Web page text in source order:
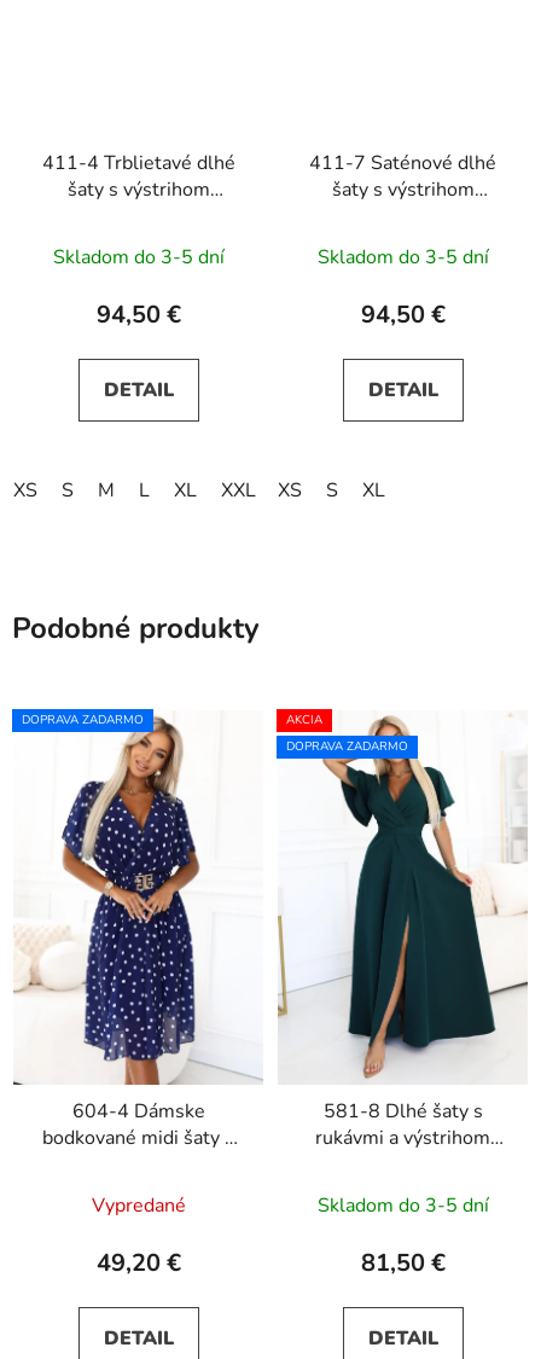
411-4 Trblietavé dlhé
šaty s výstrihom
Skladom do 3-5 dní
94,50 €
DETAIL
XS S M L XL XXL XXXL
411-7 Saténové dlhé
šaty s výstrihom
Skladom do 3-5 dní
94,50 €
DETAIL
XS S XL
Podobné produkty
DOPRAVA ZADARMO
604-4 Dámske
bodkované midi šaty s
opaskom - tmavomodré
Vypredané
49,20 €
DETAIL
AKCIA
DOPRAVA ZADARMO
581-8 Dlhé šaty s
rukávmi a výstrihom
Skladom do 3-5 dní
81,50 €
DETAIL